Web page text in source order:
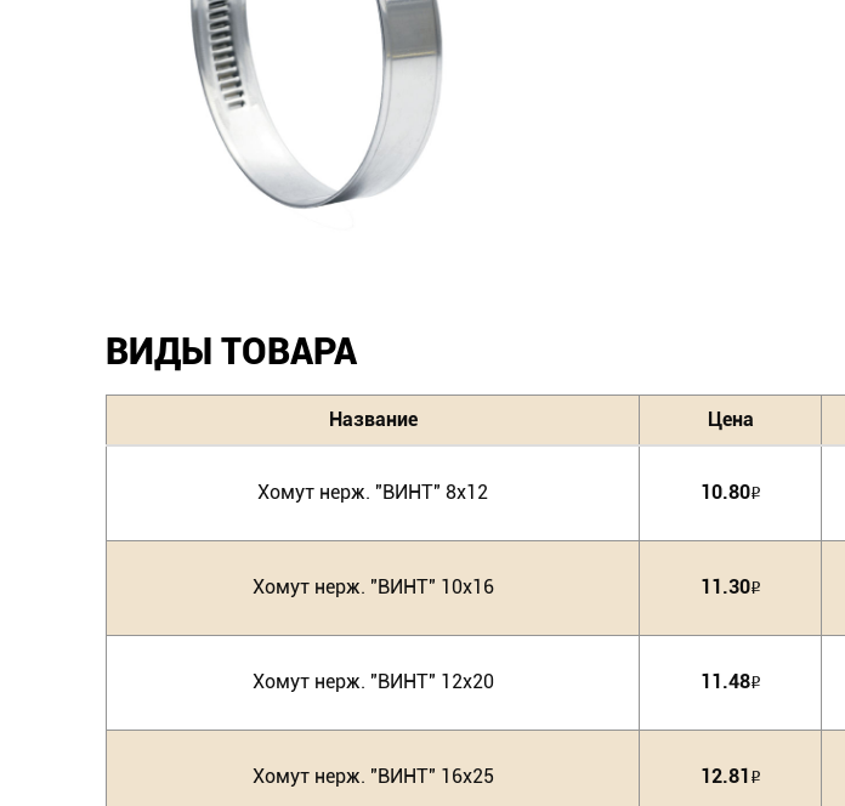
ВИДЫ ТОВАРА
Название Цена
Хомут нерж. "ВИНТ" 8х12 10.80Р
Хомут нерж. "ВИНТ" 10х16 11.30Р
Хомут нерж. "ВИНТ" 12х20 11.48Р
Хомут нерж. "ВИНТ" 16х25 12.81 Р